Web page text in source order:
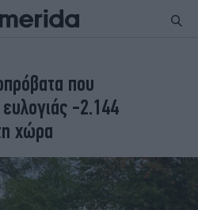
ΕΛΛΑΔΑ
ΚΟΣΜΟΣ
ΠΑΝΕΛΛΗΝΙΕΣ
ΣΠΟΡ
ENGLISH EDITION
STORIES
που
-2.144
χώρα